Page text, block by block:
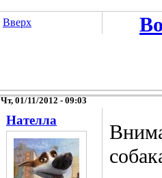
Вверх
Чт, 01/11/2012 - 09:03
Нателла